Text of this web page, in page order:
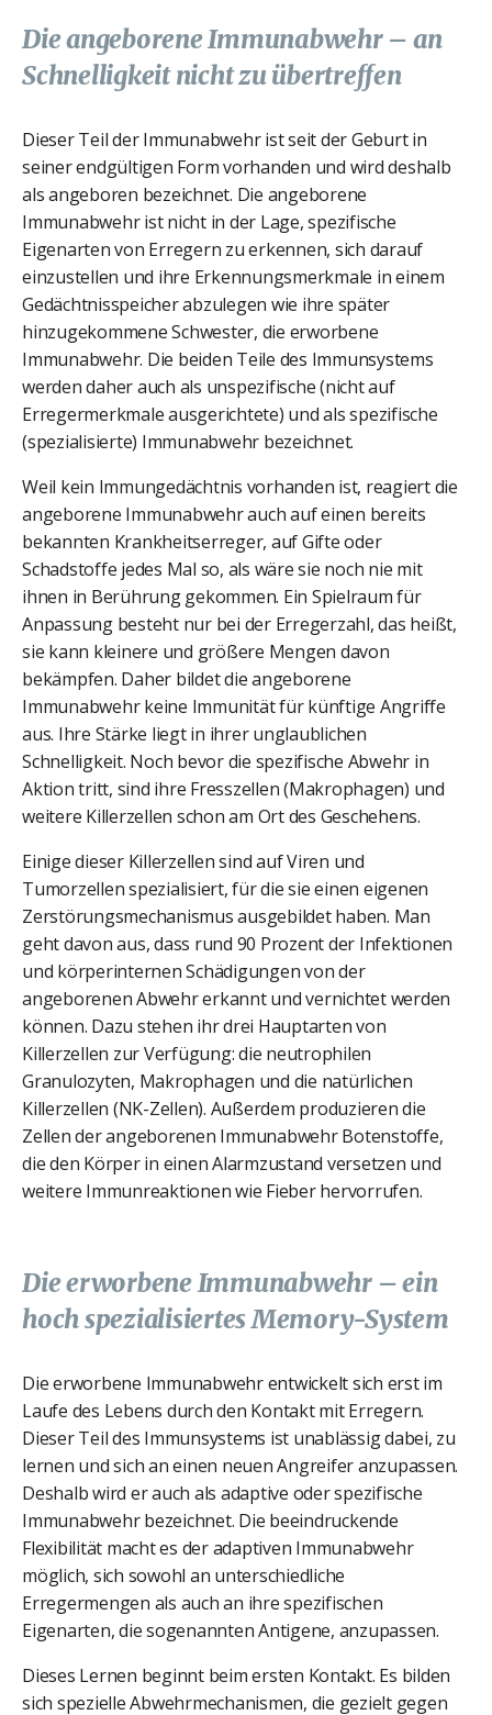
Die angeborene Immunabwehr – an
Schnelligkeit nicht zu übertreffen
Dieser Teil der Immunabwehr ist seit der Geburt in
seiner endgültigen Form vorhanden und wird deshalb
als angeboren bezeichnet. Die angeborene
Immunabwehr ist nicht in der Lage, spezifische
Eigenarten von Erregern zu erkennen, sich darauf
einzustellen und ihre Erkennungsmerkmale in einem
Gedächtnisspeicher abzulegen wie ihre später
hinzugekommene Schwester, die erworbene
Immunabwehr. Die beiden Teile des Immunsystems
werden daher auch als unspezifische (nicht auf
Erregermerkmale ausgerichtete) und als spezifische
(spezialisierte) Immunabwehr bezeichnet.
Weil kein Immungedächtnis vorhanden ist, reagiert die
angeborene Immunabwehr auch auf einen bereits
bekannten Krankheitserreger, auf Gifte oder
Schadstoffe jedes Mal so, als wäre sie noch nie mit
ihnen in Berührung gekommen. Ein Spielraum für
Anpassung besteht nur bei der Erregerzahl, das heißt,
sie kann kleinere und größere Mengen davon
bekämpfen. Daher bildet die angeborene
Immunabwehr keine Immunität für künftige Angriffe
aus. Ihre Stärke liegt in ihrer unglaublichen
Schnelligkeit. Noch bevor die spezifische Abwehr in
Aktion tritt, sind ihre Fresszellen (Makrophagen) und
weitere Killerzellen schon am Ort des Geschehens.
Einige dieser Killerzellen sind auf Viren und
Tumorzellen spezialisiert, für die sie einen eigenen
Zerstörungsmechanismus ausgebildet haben. Man
geht davon aus, dass rund 90 Prozent der Infektionen
und körperinternen Schädigungen von der
angeborenen Abwehr erkannt und vernichtet werden
können. Dazu stehen ihr drei Hauptarten von
Killerzellen zur Verfügung: die neutrophilen
Granulozyten, Makrophagen und die natürlichen
Killerzellen (NK-Zellen). Außerdem produzieren die
Zellen der angeborenen Immunabwehr Botenstoffe,
die den Körper in einen Alarmzustand versetzen und
weitere Immunreaktionen wie Fieber hervorrufen.
Die erworbene Immunabwehr – ein
hoch spezialisiertes Memory-System
Die erworbene Immunabwehr entwickelt sich erst im
Laufe des Lebens durch den Kontakt mit Erregern.
Dieser Teil des Immunsystems ist unablässig dabei, zu
lernen und sich an einen neuen Angreifer anzupassen.
Deshalb wird er auch als adaptive oder spezifische
Immunabwehr bezeichnet. Die beeindruckende
Flexibilität macht es der adaptiven Immunabwehr
möglich, sich sowohl an unterschiedliche
Erregermengen als auch an ihre spezifischen
Eigenarten, die sogenannten Antigene, anzupassen.
Dieses Lernen beginnt beim ersten Kontakt. Es bilden
sich spezielle Abwehrmechanismen, die gezielt gegen